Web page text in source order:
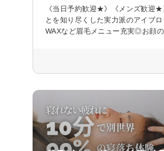
《当日予約歓迎★》《メンズ歓迎
とを知り尽くした実力派のアイブ
WAXなど眉毛メニュー充実◎お顔